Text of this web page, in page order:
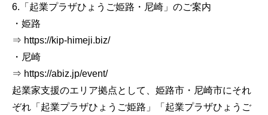
6.「起業プラザひょうご姫路・尼崎」のご案内
・姫路
⇒ https://kip-himeji.biz/
・尼崎
⇒ https://abiz.jp/event/
起業家支援のエリア拠点として、姫路市・尼崎市にそれ
ぞれ「起業プラザひょうご姫路」「起業プラザひょうご